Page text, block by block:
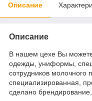
Описание
Описание
В нашем цехе Вы можете
одежды, униформы,
сотрудников молочного
специализированная,
сделано